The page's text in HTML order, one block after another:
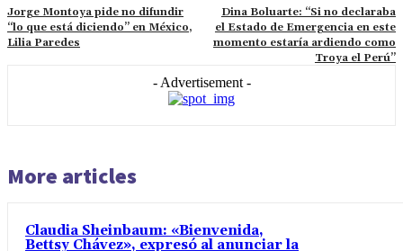
Jorge Montoya pide no difundir
“lo que está diciendo” en México,
Lilia Paredes
Dina Boluarte: “Si no declaraba
el Estado de Emergencia en este
momento estaría ardiendo como
Troya el Perú”
- Advertisement -
More articles
Claudia Sheinbaum: «Bienvenida,
Bettsy Chávez», expresó al anunciar la